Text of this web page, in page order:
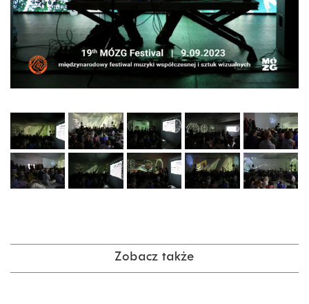
Zobacz także